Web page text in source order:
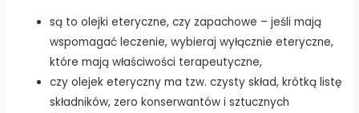
są to olejki eteryczne, czy zapachowe – jeśli mają
wspomagać leczenie, wybieraj wyłącznie eteryczne,
które mają właściwości terapeutyczne,
czy olejek eteryczny ma tzw. czysty skład, krótką listę
składników, zero konserwantów i sztucznych